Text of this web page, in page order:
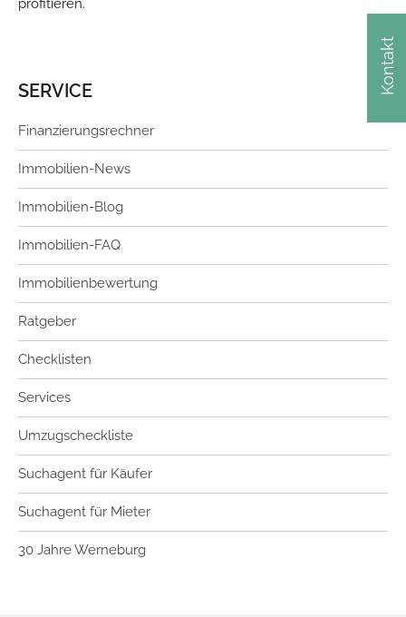
Kontakt
profitieren.
SERVICE
Finanzierungsrechner
Immobilien-News
Immobilien-Blog
Immobilien-FAQ
Immobilienbewertung
Ratgeber
Checklisten
Services
Umzugscheckliste
Suchagent für Käufer
Suchagent für Mieter
30 Jahre Werneburg